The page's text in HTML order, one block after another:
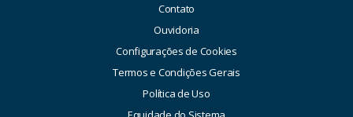
Contato
Ouvidoria
Configurações de Cookies
Termos e Condições Gerais
Política de Uso